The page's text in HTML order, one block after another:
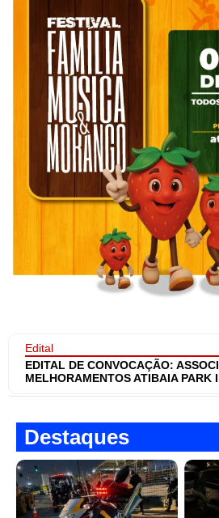
Edital
EDITAL DE CONVOCAÇÃO:
MELHORAMENTOS ATIBAIA PARK
Destaques